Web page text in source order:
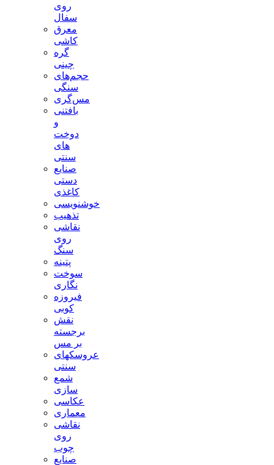
روی
سفال
معرق
کاشی
گره
چینی
حجم‌های
سنگی
مس‌گری
بافتنی‌
و
دوخت
های
سنتی
صنایع
دستی
کاغذی
خوشنویسی
تذهیب
نقاشی
روی
سنگ
پتینه
سوخت
نگاری
فیروزه
کوبی
نقش
برجسته
بر مس
عروسکهای
سنتی
شمع
سازی
عکاسی
معماری
نقاشی
روی
چوب
صنایع